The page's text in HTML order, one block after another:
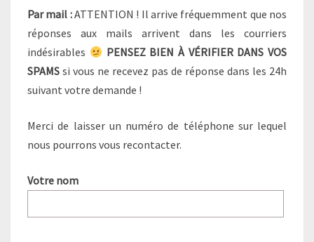
Par mail :ATTENTION ! Il arrive fréquemment que nos
réponses aux mails arrivent dans les courriers
indésirables
PENSEZ BIEN À VÉRIFIER DANS VOS
SPAMS si vous ne recevez pas de réponse dans les 24h
suivant votre demande !
Merci de laisser un numéro de téléphone sur lequel
nous pourrons vous recontacter.
Votre nom